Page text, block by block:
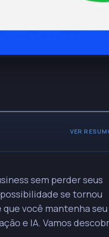
VER
equipe foque em tarefas
sem perder seus
se tornou
você mantenha seu
e IA. Vamos